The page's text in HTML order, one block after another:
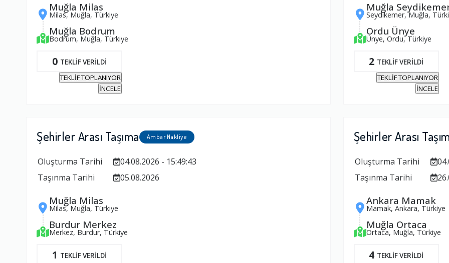
Muğla Milas
Milas, Muğla, Türkiye
Muğla Bodrum
Bodrum, Muğla, Türkiye
0 TEKLİF VERİLDİ
TEKLİF TOPLANIYOR
İNCELE
Muğla
Seydikemer, Muğla,
Ordu Ünye
Ünye, Ordu, Türkiye
2 TEKLİF VERİLDİ
TEKLİF TOPLANIYOR
İNCELE
Şehirler Arası Taşıma Ambar Nakliye
Oluşturma Tarihi
04.08.2026 - 15:49:43
Taşınma Tarihi
05.08.2026
Muğla Milas
Milas, Muğla, Türkiye
Burdur Merkez
Merkez, Burdur, Türkiye
1 TEKLİF VERİLDİ
Şehirler Arası
Oluşturma Tarihi
Taşınma Tarihi
Ankara Mamak
Mamak, Ankara, Türkiye
Muğla Ortaca
Ortaca, Muğla, Türkiye
4 TEKLİF VERİLDİ